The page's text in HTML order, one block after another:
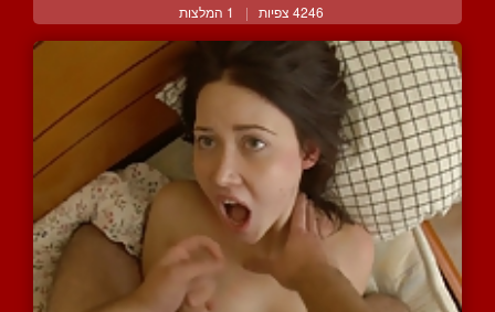
4246 צפיות | 1 המלצות